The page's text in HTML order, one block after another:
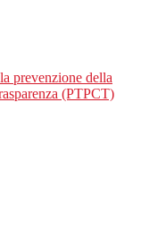
prevenzione della
(PTPCT)